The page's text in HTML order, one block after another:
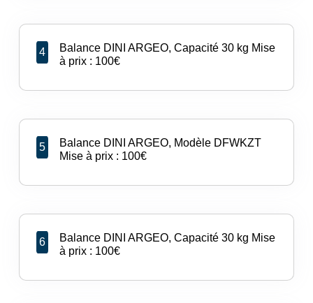
4
Balance DINI ARGEO, Capacité 30 kg Mise
à prix : 100€
5
Balance DINI ARGEO, Modèle DFWKZT
Mise à prix : 100€
6
Balance DINI ARGEO, Capacité 30 kg Mise
à prix : 100€